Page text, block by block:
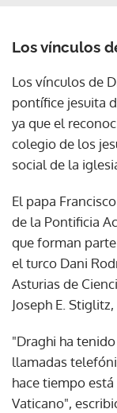
Los vínculos
Los vínculos de
pontífice jesuita
ya que el
colegio de los
social de la
El papa
de la Pontificia
que forman
el turco Dani
Asturias de
Joseph E.
"Draghi ha
llamadas
hace tiempo
Vaticano",